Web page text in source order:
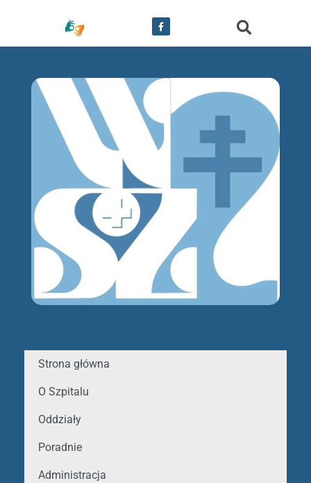
Strona główna
O Szpitalu
Oddziały
Poradnie
Administracja